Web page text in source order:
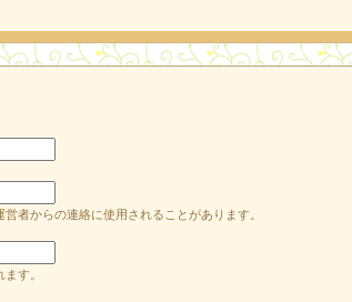
者からの連絡に使用されることがあります。
す。